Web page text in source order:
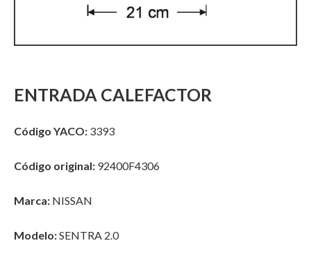
ENTRADA CALEFACTOR
Código YACO: 3393
Código original: 92400F4306
Marca: NISSAN
Modelo:SENTRA 2.0